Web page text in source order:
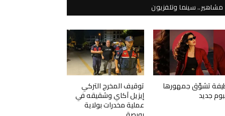
مشاهير.. سينما وتلفزيون
تشوّق جمهورها
جديد
توقيف المخرج التركي
إيزيل آكاي وشقيقه في
عملية مخدرات بولاية